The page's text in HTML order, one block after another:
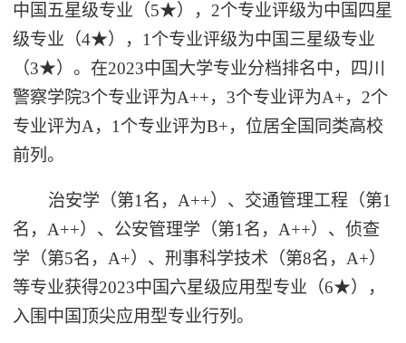
中国五星级专业（5★），2个专业评级为中国四星
级专业（4★），1个专业评级为中国三星级专业
（3★）。在2023中国大学专业分档排名中，四川
警察学院3个专业评为A++，3个专业评为A+，2个
专业评为A，1个专业评为B+，位居全国同类高校
前列。
治安学（第1名，A++）、交通管理工程（第1
名，A++）、公安管理学（第1名，A++）、侦查
学（第5名，A+）、刑事科学技术（第8名，A+）
等专业获得2023中国六星级应用型专业（6★），
入围中国顶尖应用型专业行列。